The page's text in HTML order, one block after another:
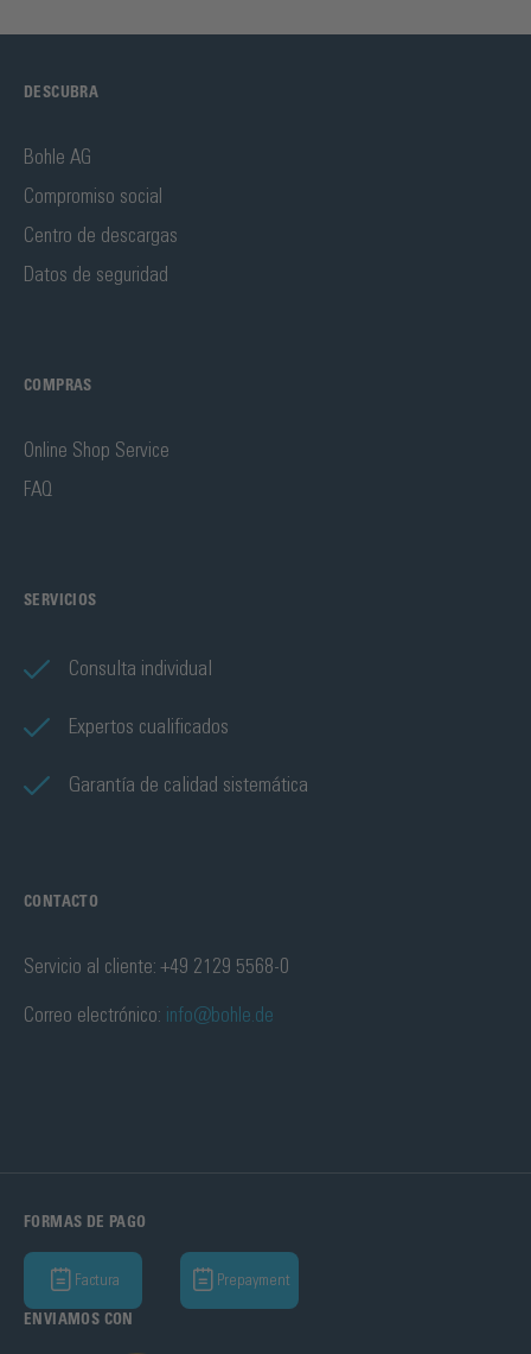
DESCUBRA
Bohle AG
Compromiso social
Centro de descargas
Datos de seguridad
COMPRAS
Online Shop Service
FAQ
SERVICIOS
Consulta individual
Expertos cualificados
Garantía de calidad sistemática
CONTACTO
Servicio al cliente: +49 2129 5568-0
Correo electrónico: info@bohle.de
FORMAS DE PAGO
Factura Prepayment
ENVIAMOS CON